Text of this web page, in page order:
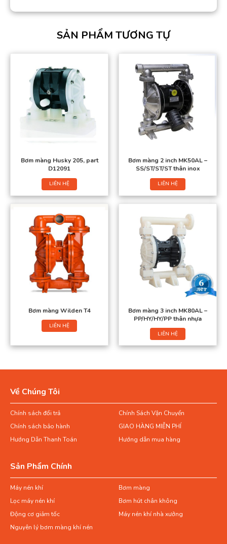
SẢN PHẨM TƯƠNG TỰ
Bơm màng Husky 205, part
D12091
LIÊN HỆ
Bơm màng 2 inch MK50AL –
SS/ST/ST/ST thân inox
LIÊN HỆ
Bơm màng Wilden T4
LIÊN HỆ
Bơm màng 3 inch MK80AL –
PP/HY/HY/PP thân nhựa
LIÊN HỆ
Về Chúng Tôi
Chính sách đổi trả
Chính Sách Vận Chuyển
Chính sách bảo hành
GIAO HÀNG MIỄN PHÍ
Hướng Dẫn Thanh Toán
Hướng dẫn mua hàng
Sản Phẩm Chính
Máy nén khí
Bơm màng
Lọc máy nén khí
Bơm hút chân không
Động cơ giảm tốc
Máy nén khí nhà xưởng
Nguyên lý bơm màng khí nén